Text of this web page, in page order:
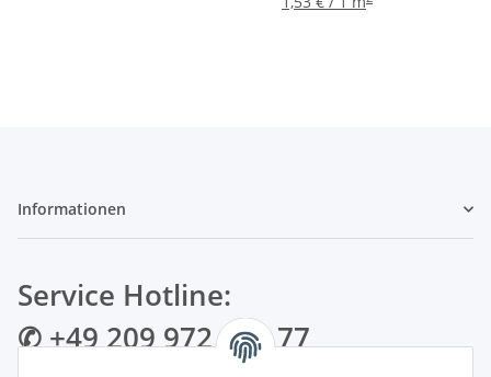
Informationen
Service Hotline:
✆ +49 209 972 995 77